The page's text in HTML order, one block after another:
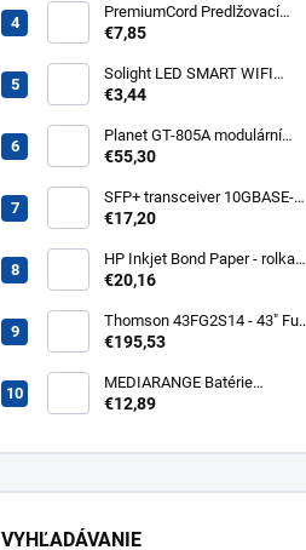
P300P256GM28
PremiumCord Predlžovací
kábel - sieť 230V, IEC 320 C13
€7,85
Solight LED SMART WIFI
žiarovka, GU10, 5W, RGB,
€3,44
Planet GT-805A modulární
konvertor Gigabit
805A
€55,30
SFP+ transceiver 10GBASE-
SR/SW, multirate, MM, OM3-
850nm VCSEL, LC dup., DMI ,
DELL komp.. SFP-PLUS-SR-
€17,20
HP Inkjet Bond Paper - rolka
24'' Q1396A
€20,16
Thomson 43FG2S14 - 43" Full
HD, Google TV, LED, čierny
€195,53
MEDIARANGE Batérie
nabíjateľné AAA, USB-C, 4ks
€12,89
VYHĽADÁVANIE